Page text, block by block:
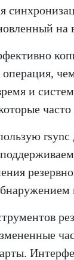
на
операция,
и
rsync